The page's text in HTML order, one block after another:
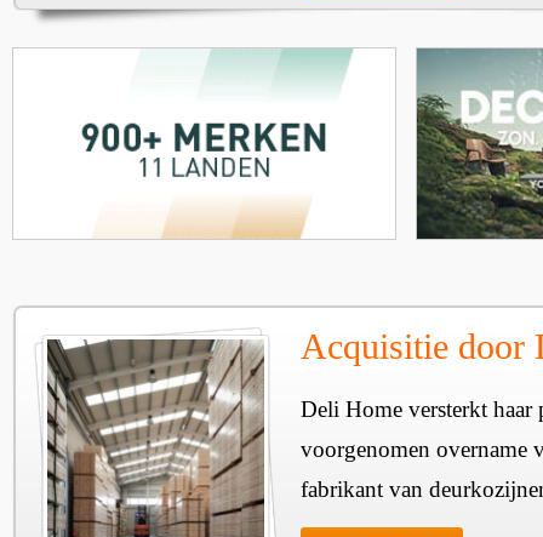
Acquisitie door
Deli Home versterkt haar
voorgenomen overname
fabrikant van